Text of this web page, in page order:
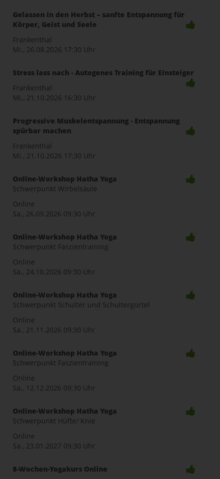
Gelassen in den Herbst – sanfte Entspannung für
Körper, Geist und Seele
Frankenthal
Mi., 26.08.2026 17:30 Uhr
Stress lass nach - Autogenes Training für Einsteiger
Frankenthal
Mi., 21.10.2026 16:30 Uhr
Progressive Muskelentspannung - Entspannung
spürbar machen
Frankenthal
Mi., 21.10.2026 17:30 Uhr
Online-Workshop Hatha Yoga
Schwerpunkt Wirbelsäule
Online
Sa., 26.09.2026 09:30 Uhr
Online-Workshop Hatha Yoga
Schwerpunkt Faszientraining
Online
Sa., 24.10.2026 09:30 Uhr
Online-Workshop Hatha Yoga
Schwerpunkt Schulter und Schultergürtel
Online
Sa., 21.11.2026 09:30 Uhr
Online-Workshop Hatha Yoga
Schwerpunkt Faszientraining
Online
Sa., 12.12.2026 09:30 Uhr
Online-Workshop Hatha Yoga
Schwerpunkt Hüfte/ Knie
Online
Sa., 23.01.2027 09:30 Uhr
8-Wochen-Yogakurs Online